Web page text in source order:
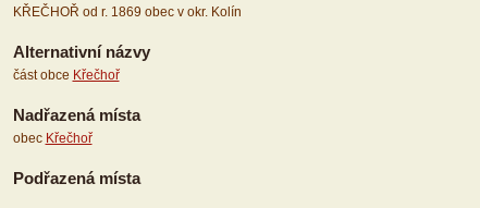
KŘEČHOŘ od r. 1869 obec v okr. Kolín
Alternativní názvy
část obce Křečhoř
Nadřazená místa
obec Křečhoř
Podřazená místa